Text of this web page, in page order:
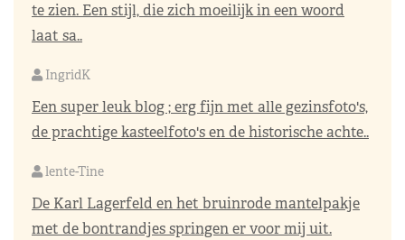
te zien. Een stijl, die zich moeilijk in een woord
laat sa..
IngridK
Een super leuk blog ; erg fijn met alle gezinsfoto's,
de prachtige kasteelfoto's en de historische achte..
lente-Tine
De Karl Lagerfeld en het bruinrode mantelpakje
met de bontrandjes springen er voor mij uit.